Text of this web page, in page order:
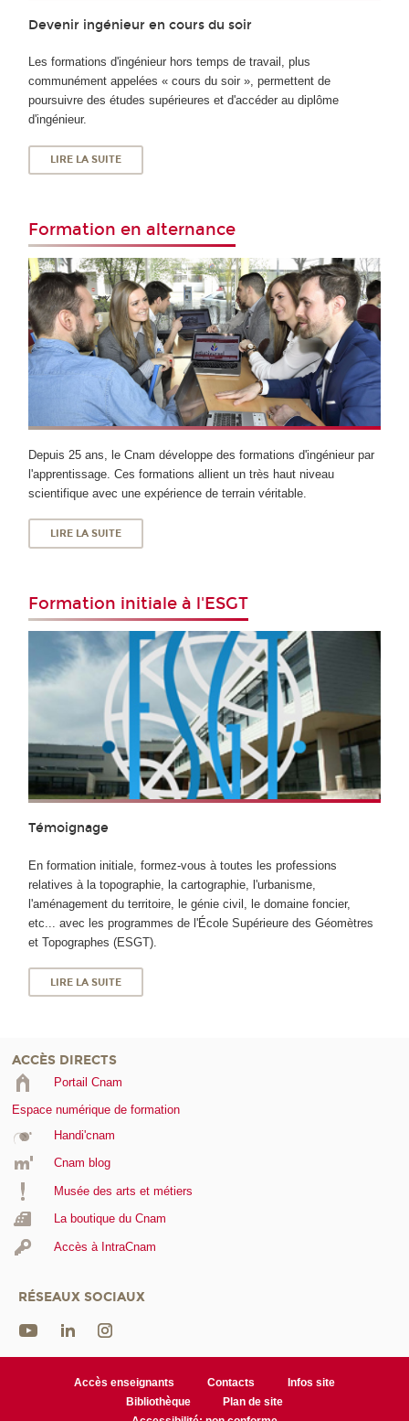
Devenir ingénieur en cours du soir
Les formations d'ingénieur hors temps de travail, plus
communément appelées « cours du soir », permettent de
poursuivre des études supérieures et d'accéder au diplôme
d'ingénieur.
LIRE LA SUITE
Formation en alternance
Depuis 25 ans, le Cnam développe des formations d'ingénieur par
l'apprentissage. Ces formations allient un très haut niveau
scientifique avec une expérience de terrain véritable.
LIRE LA SUITE
Formation initiale à l'ESGT
Témoignage
En formation initiale, formez-vous à toutes les professions
relatives à la topographie, la cartographie, l'urbanisme,
l'aménagement du territoire, le génie civil, le domaine foncier,
etc... avec les programmes de l'École Supérieure des Géomètres
et Topographes (ESGT).
LIRE LA SUITE
ACCÈS DIRECTS
Portail Cnam
Espace numérique de formation
Handi'cnam
Cnam blog
Musée des arts et métiers
La boutique du Cnam
Accès à IntraCnam
RÉSEAUX SOCIAUX
Accès enseignants Contacts
Infos site
Bibliothèque
Plan de site